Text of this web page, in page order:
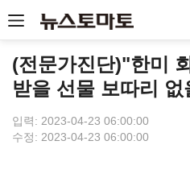
(전문가진단)"한미
받을 선물 보따리 없
입력: 2023-04-23 06:00:00
수정: 2023-04-23 06:00:00